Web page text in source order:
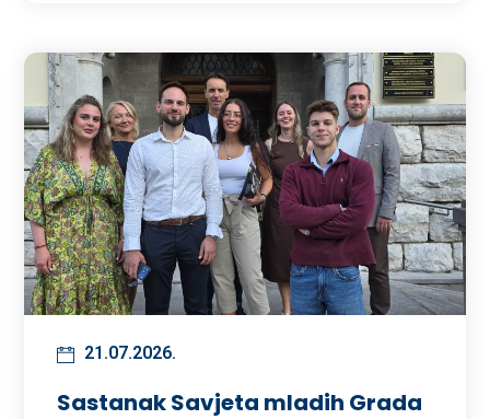
21.07.2026.
Sastanak Savjeta mladih Grada